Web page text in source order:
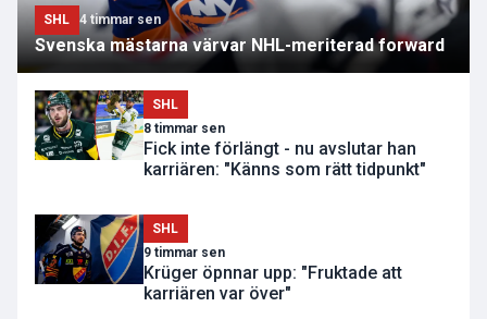
SHL 4 timmar sen
Svenska mästarna värvar NHL-meriterad forward
SHL
8 timmar sen
Fick inte förlängt - nu avslutar han
karriären: "Känns som rätt tidpunkt"
SHL
9 timmar sen
Krüger öpnnar upp: "Fruktade att
karriären var över"